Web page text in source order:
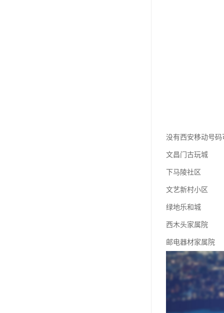
没有西安移动号
文昌门古玩城
下马陵社区
文艺新村小区
绿地乐和城
西木头家属院
邮电器材家属院